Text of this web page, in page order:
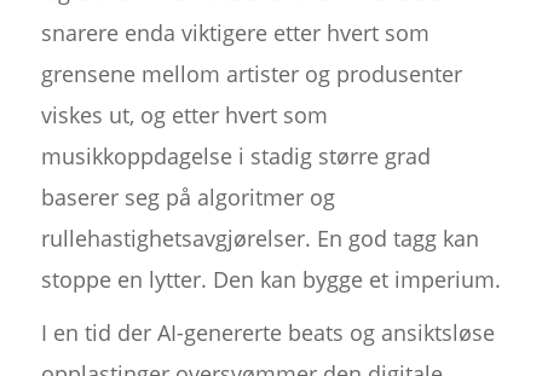
snarere enda viktigere etter hvert som
grensene mellom artister og produsenter
viskes ut, og etter hvert som
musikkoppdagelse i stadig større grad
baserer seg på algoritmer og
rullehastighetsavgjørelser. En god tagg kan
stoppe en lytter. Den kan bygge et imperium.
I en tid der AI-genererte beats og ansiktsløse